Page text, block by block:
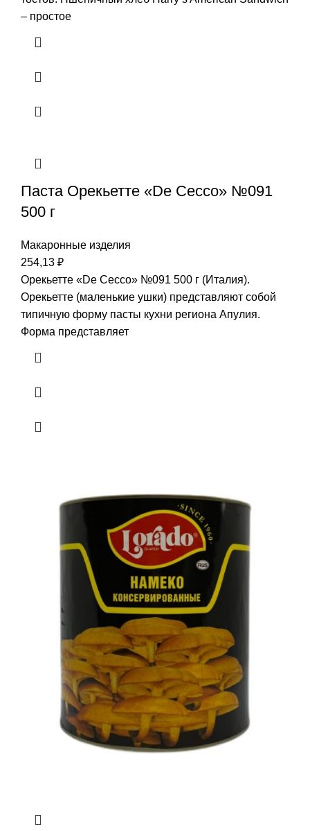
– простое
Паста Орекьетте «De Cecco» №091
500 г
Макаронные изделия
254,13 ₽
Орекьетте «De Cecco» №091 500 г (Италия).
Орекьетте (маленькие ушки) представляют собой
типичную форму пасты кухни региона Апулия.
Форма представляет